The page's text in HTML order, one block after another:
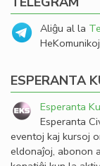
Aliĝu al la
HeKomunikoj
ESPERANTA
Esperanta
Esperanta
eventoj kaj kursoj
eldonaĵoj, abonon